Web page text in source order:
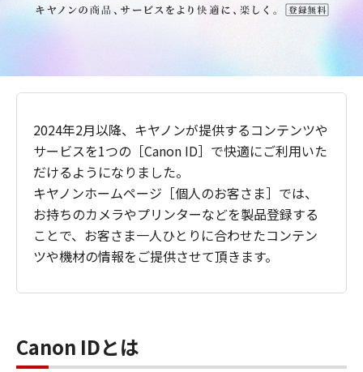
2024年2月以降、キヤノンが提供するコンテンツや
サービスを1つの［Canon ID］で快適にご利用いた
だけるようになりました。
キヤノンホームページ［個人のお客さま］では、
お持ちのカメラやプリンターなどを製品登録する
ことで、お客さま一人ひとりに合わせたコンテン
ツや機材の情報をご提供させて頂きます。
Canon IDとは